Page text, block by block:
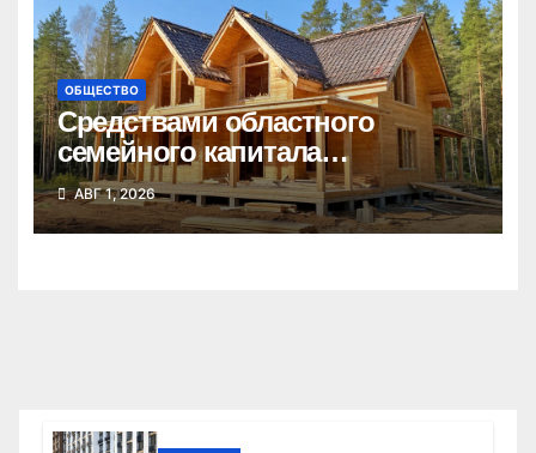
ОБЩЕСТВО
Средствами областного
семейного капитала
воспользовались почти 50
тысяч семей
АВГ 1, 2026